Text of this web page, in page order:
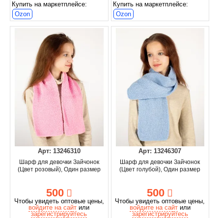
Купить на маркетплейсе:
Ozon
Купить на маркетплейсе:
Ozon
Арт: 13246310
Шарф для девочки Зайчонок
(Цвет розовый), Один размер
500
Чтобы увидеть оптовые цены,
войдите на сайт или
зарегистрируйтесь
Арт: 13246307
Шарф для девочки Зайчонок
(Цвет голубой), Один размер
500
Чтобы увидеть оптовые цены,
войдите на сайтили
зарегистрируйтесь